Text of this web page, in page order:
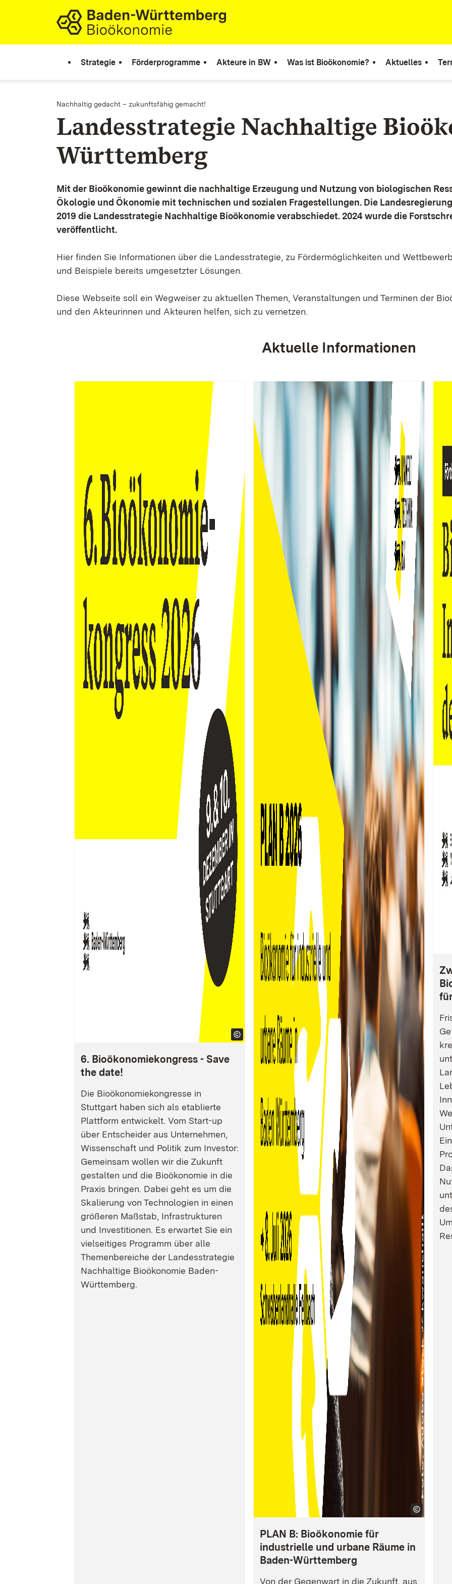
Zum Inhalt springen
Link zur Startseite
Strategie Förderprogramme Akteure in BW Was ist Bioökonomie? Aktuelles
Nachhaltig gedacht – zukunftsfähig gemacht!
Landesstrategie Nachhaltige
Württemberg
Mit der Bioökonomie gewinnt die nachhaltige Erzeugung und Nutzung von biologischen
Ökologie und Ökonomie mit technischen und sozialen Fragestellungen. Die
2019 die Landesstrategie Nachhaltige Bioökonomie verabschiedet. 2024 wurde die
veröffentlicht.
Hier finden Sie Informationen über die Landesstrategie, zu Fördermöglichkeiten und
und Beispiele bereits umgesetzter Lösungen.
Diese Webseite soll ein Wegweiser zu aktuellen Themen, Veranstaltungen und Terminen der
und den Akteurinnen und Akteuren helfen, sich zu vernetzen.
Aktuelle Informationen
6. Bioökonomiekongress - Save
the date!
Die Bioökonomiekongresse in
Stuttgart haben sich als etablierte
Plattform entwickelt. Vom Start-up
über Entscheider aus Unternehmen,
Wissenschaft und Politik zum Investor:
Gemeinsam wollen wir die Zukunft
gestalten und die Bioökonomie in die
Praxis bringen. Dabei geht es um die
Skalierung von Technologien in einen
größeren Maßstab, Infrastrukturen
und Investitionen. Es erwartet Sie ein
vielseitiges Programm über alle
Themenbereiche der Landesstrategie
Nachhaltige Bioökonomie Baden-
Württemberg.
PLAN B: Bioökonomie für
industrielle und urbane Räume in
Baden-Württemberg
Von der Gegenwart in die Zukunft, aus